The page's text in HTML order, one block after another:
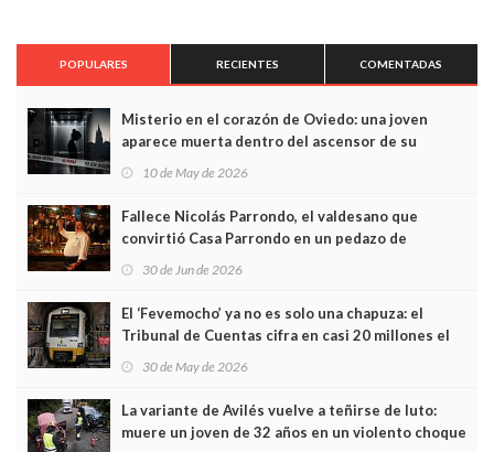
POPULARES RECIENTES COMENTADAS
Misterio en el corazón de Oviedo: una joven
aparece muerta dentro del ascensor de su
edificio y las cámaras captan sus últimos minutos
10 de May de 2026
Fallece Nicolás Parrondo, el valdesano que
convirtió Casa Parrondo en un pedazo de
Asturias en Madrid
30 de Jun de 2026
El ‘Fevemocho’ ya no es solo una chapuza: el
Tribunal de Cuentas cifra en casi 20 millones el
sobrecoste de los trenes que no cabían por los
30 de May de 2026
La variante de Avilés vuelve a teñirse de luto:
muere un joven de 32 años en un violento choque